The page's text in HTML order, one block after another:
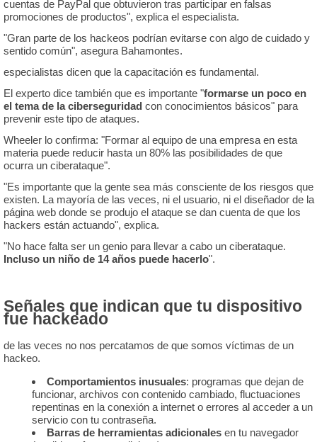
cuentas de PayPal que obtuvieron tras participar en falsas
promociones de productos", explica el especialista.
"Gran parte de los hackeos podrían evitarse con algo de cuidado y
sentido común", asegura Bahamontes.
especialistas dicen que la capacitación es fundamental.
El experto dice también que es importante "formarse un poco en
el tema de la ciberseguridad con conocimientos básicos" para
prevenir este tipo de ataques.
Wheeler lo confirma: "Formar al equipo de una empresa en esta
materia puede reducir hasta un 80% las posibilidades de que
ocurra un ciberataque".
"Es importante que la gente sea más consciente de los riesgos que
existen. La mayoría de las veces, ni el usuario, ni el diseñador de la
página web donde se produjo el ataque se dan cuenta de que los
hackers están actuando", explica.
"No hace falta ser un genio para llevar a cabo un ciberataque.
Incluso un niño de 14 años puede hacerlo".
Señales que indican que tu dispositivo
fue hackeado
de las veces no nos percatamos de que somos víctimas de un
hackeo.
Comportamientos inusuales: programas que dejan de
funcionar, archivos con contenido cambiado, fluctuaciones
repentinas en la conexión a internet o errores al acceder a un
servicio con tu contraseña.
Barras de herramientas adicionales en tu navegador